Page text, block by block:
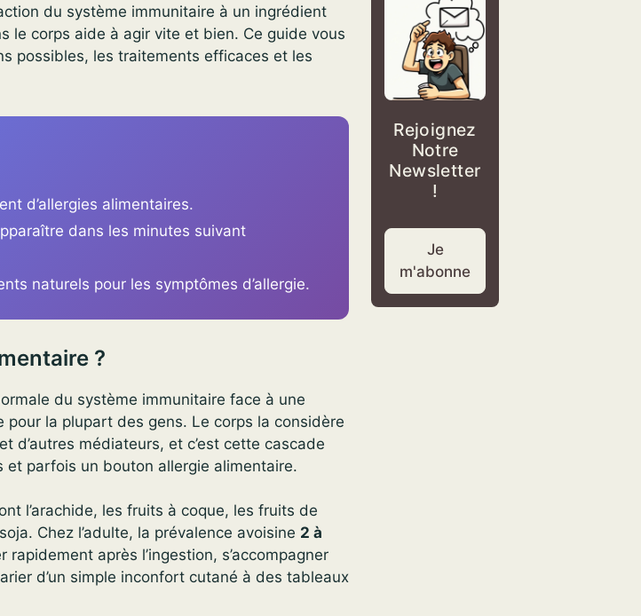
du système immunitaire à un ingrédient
le corps aide à agir vite et bien. Ce guide vous
possibles, les traitements efficaces et les
d’allergies alimentaires.
dans les minutes suivant
naturels pour les symptômes d’allergie.
?
du système immunitaire face à une
la plupart des gens. Le corps la considère
d’autres médiateurs, et c’est cette cascade
parfois un bouton allergie alimentaire.
l’arachide, les fruits à coque, les fruits de
Chez l’adulte, la prévalence avoisine 2 à
après l’ingestion, s’accompagner
d’un simple inconfort cutané à des tableaux
Rejoignez
Notre
Newsletter
!
Je
m'abonne